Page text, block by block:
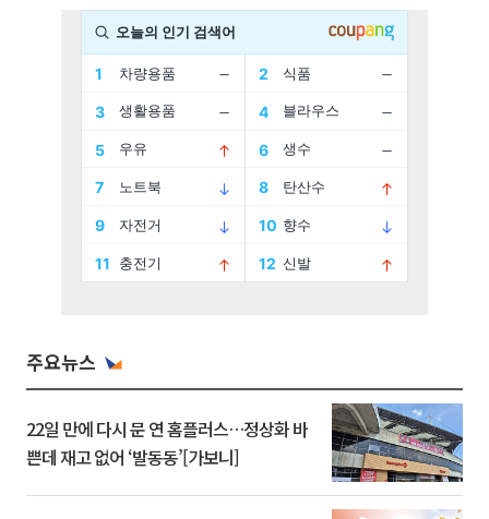
주요뉴스
22일 만에 다시 문 연 홈플러스…정상화 바
쁜데 재고 없어 ‘발동동’[가보니]